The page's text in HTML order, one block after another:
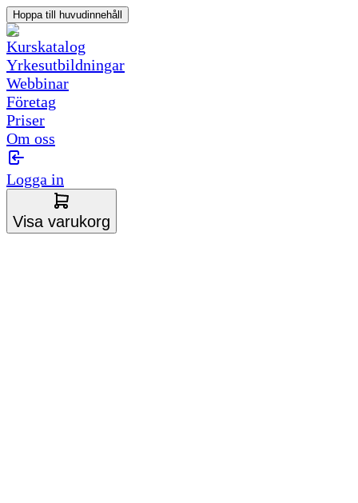
Hoppa till huvudinnehåll
Kurskatalog
Yrkesutbildningar
Webbinar
Företag
Priser
Om oss
Logga in
Visa varukorg